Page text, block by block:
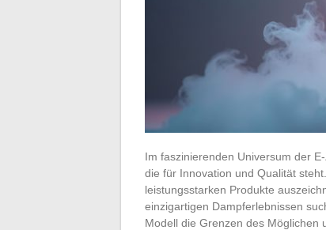
Im faszinierenden Universum der
die für Innovation und Qualität
leistungsstarken Produkte
einzigartigen Dampferlebnissen
Modell die Grenzen des Möglichen